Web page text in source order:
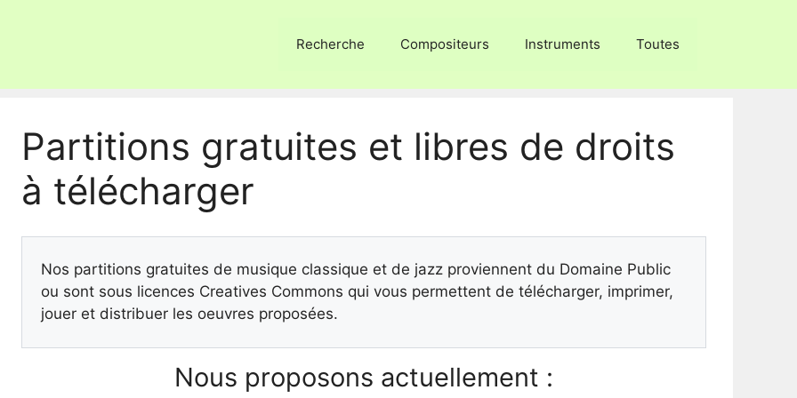
Recherche Compositeurs Instruments Toutes
Partitions gratuites et libres de droits
à télécharger
Nos partitions gratuites de musique classique et de jazz proviennent du Domaine Public
ou sont sous licences Creatives Commons qui vous permettent de télécharger, imprimer,
jouer et distribuer les oeuvres proposées.
Nous proposons actuellement :